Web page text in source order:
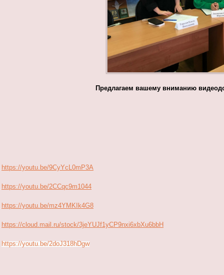
Предлагаем вашему вниманию
https://youtu.be/9CyYcL0mP3A
https://youtu.be/2CCqc9m1044
https://youtu.be/mz4YMKIk4G8
https://cloud.mail.ru/stock/3jeYUJf1yCP9nxi6xbXu6bbH
https://youtu.be/2doJ318hDgw